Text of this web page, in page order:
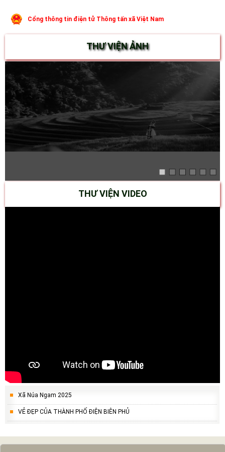
Cổng thông tin điện tử Thông tấn xã Việt Nam
THƯ VIỆN ẢNH
THƯ VIỆN VIDEO
Xã Núa Ngam 2025
VẺ ĐẸP CỦA THÀNH PHỐ ĐIỆN BIÊN PHỦ